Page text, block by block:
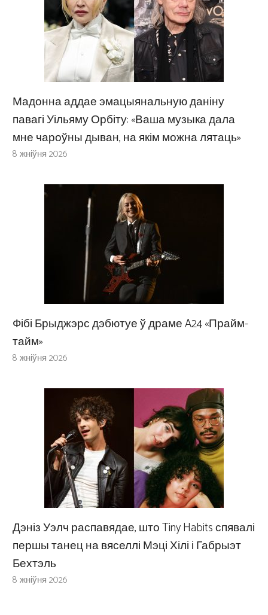
Мадонна аддае эмацыянальную даніну
павагі Уільяму Орбіту: «Ваша музыка дала
мне чароўны дыван, на якім можна лятаць»
8 жніўня 2026
Фібі Брыджэрс дэбютуе ў драме A24 «Прайм-
тайм»
8 жніўня 2026
Дэніз Уэлч распавядае, што Tiny Habits спявалі
першы танец на вяселлі Мэці Хілі і Габрыэт
Бехтэль
8 жніўня 2026